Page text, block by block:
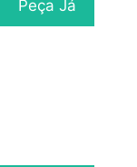
Peça Já